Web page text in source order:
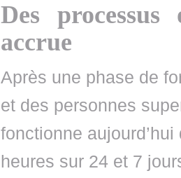
Des
accrue
Après une phase de
et des personnes
fonctionne
heures sur 24 et 7